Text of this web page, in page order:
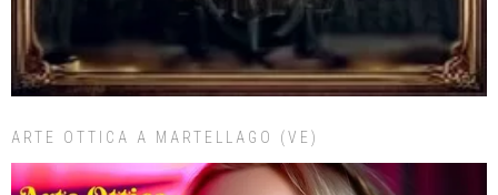
ARTE OTTICA A MARTELLAGO (VE)